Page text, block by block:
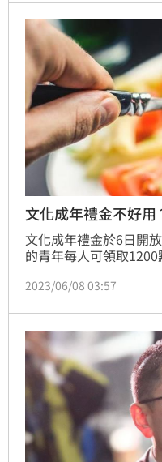
文化成年禮金不好
文化成年禮金於6日開
的青年每人可領取
有網友指出，自己不太
一出，也引起網友討論
2023/06/08 03:57